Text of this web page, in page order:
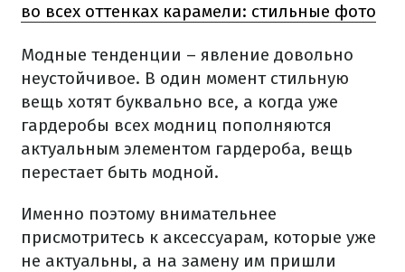
во всех оттенках карамели: стильные фото
Модные тенденции – явление довольно
неустойчивое. В один момент стильную
вещь хотят буквально все, а когда уже
гардеробы всех модниц пополняются
актуальным элементом гардероба, вещь
перестает быть модной.
Именно поэтому внимательнее
присмотритесь к аксессуарам, которые уже
не актуальны, а на замену им пришли